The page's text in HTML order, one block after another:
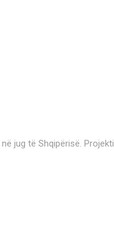
jug të Shqipërisë. Projekti